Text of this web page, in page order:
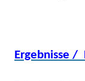
Ergebnisse /